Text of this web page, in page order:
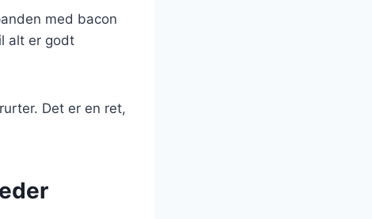
med bacon
alt er godt
Det er en ret,